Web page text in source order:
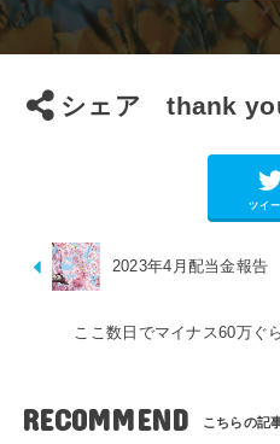
シェア thank
ツイー
2023年4月配当金報告
ここ数日でマイナス60万ぐ
RECOMMEND